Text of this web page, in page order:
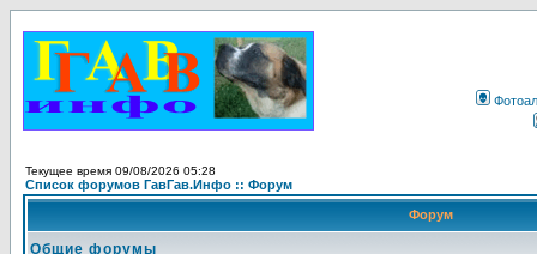
Текущее время 09/08/2026 05:28
Список форумов ГавГав.Инфо :: Форум
Форум
Общие форумы